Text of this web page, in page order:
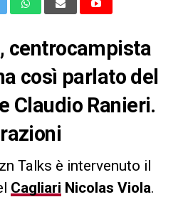
centrocampista
così parlato del
Claudio Ranieri.
Talks è intervenuto il
Cagliari Nicolas Viola.